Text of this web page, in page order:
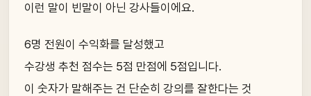
이런 말이 빈말이 아닌 강사들이에요.
6명 전원이 수익화를 달성했고
수강생 추천 점수는 5점 만점에 5점입니다.
이 숫자가 말해주는 건 단순히 강의를 잘한다는 것